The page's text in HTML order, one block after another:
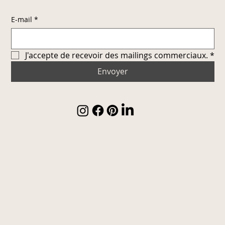
E-mail *
J'accepte de recevoir des mailings commerciaux. *
Envoyer